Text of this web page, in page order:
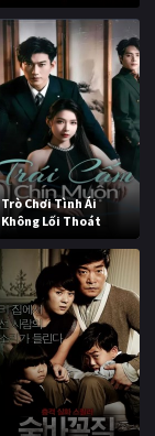
Trò Chơi Tình Ái
Không Lối Thoát